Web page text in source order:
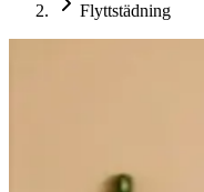
Flyttstädning